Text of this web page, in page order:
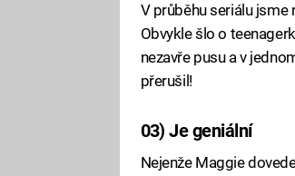
V průběhu seriálu
Obvykle šlo o
nezavře pusu a v
přerušil!
03) Je geniální
Nejenže Maggie